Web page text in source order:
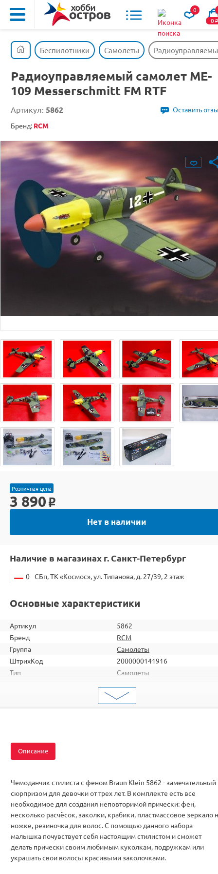
0
0o
Беспилотники Самолеты
Радиоуправляемый самолет ME-
109 Messerschmitt FM RTF
Артикул: 5862
Оставить
Бренд: RCM
Розничная цена
3 890 o
Нет в наличии
Наличие в магазинах г. Санкт-Петербург
0 СБп, ТК «Космос», ул. Типанова, д. 27/39, 2 этаж
Основные характеристики
Артикул
5862
Бренд
RCM
Группа
Самолеты
ШтрихКод
2000000141916
Тип
Самолеты
Копийные
Описание
Чемоданчик стилиста с феном Braun Klein 5862 - замечательный
сюрпризом для девочки от трех лет. В комплекте есть все
необходимое для создания неповторимой прически: фен,
несколько расчёсок, заколки, крабики, пластмассовое зеркало
ножке, резиночка для волос. С помощью данного набора
малышка почувствует себя настоящим стилистом и сможет
делать прически своим любимым куколкам, подружкам или
украшать свои волосы красивыми заколочками.